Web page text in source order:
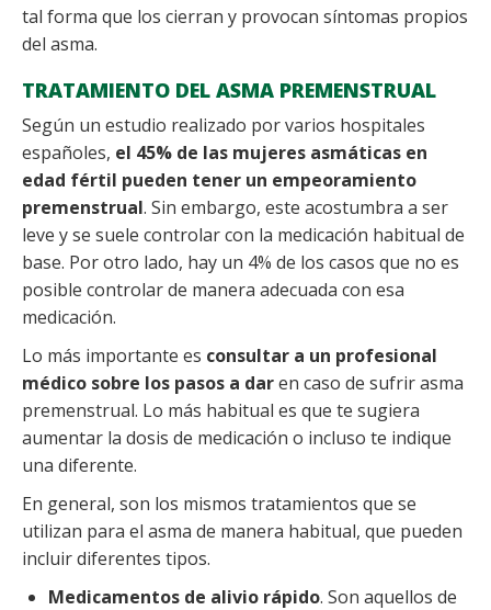
tal forma que los cierran y provocan síntomas propios
del asma.
TRATAMIENTO DEL ASMA PREMENSTRUAL
Según un estudio realizado por varios hospitales
españoles, el 45% de las mujeres asmáticas en
edad fértil pueden tener un empeoramiento
premenstrual. Sin embargo, este acostumbra a ser
leve y se suele controlar con la medicación habitual de
base. Por otro lado, hay un 4% de los casos que no es
posible controlar de manera adecuada con esa
medicación.
Lo más importante es consultar a un profesional
médico sobre los pasos a daren caso de sufrir asma
premenstrual. Lo más habitual es que te sugiera
aumentar la dosis de medicación o incluso te indique
una diferente.
En general, son los mismos tratamientos que se
utilizan para el asma de manera habitual, que pueden
incluir diferentes tipos.
Medicamentos de alivio rápido. Son aquellos de